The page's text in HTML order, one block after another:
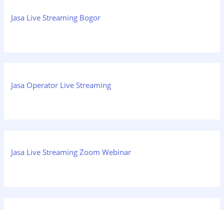
Jasa Live Streaming Bogor
Jasa Operator Live Streaming
Jasa Live Streaming Zoom Webinar